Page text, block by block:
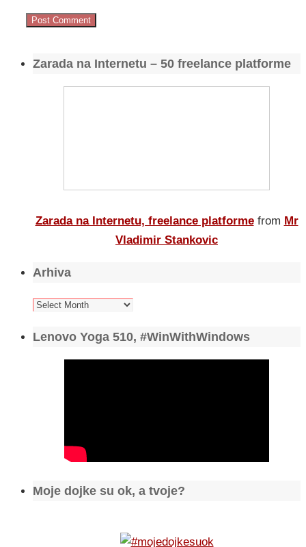
Zarada na Internetu – 50 freelance platforme
Zarada na Internetu, freelance platforme from Mr
Vladimir Stankovic
Arhiva
Arhiva
Lenovo Yoga 510, #WinWithWindows
Moje dojke su ok, a tvoje?